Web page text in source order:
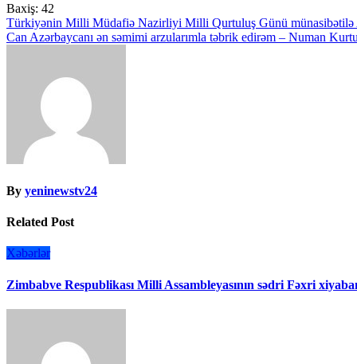
Baxiş: 42
Yazı
naviqasiyası
Türkiyənin Milli Müdafiə Nazirliyi Milli Qurtuluş Günü münasibətilə
Can Azərbaycanı ən səmimi arzularımla təbrik edirəm – Numan
By yeninewstv24
Related Post
Xəbərlər
Zimbabve Respublikası Milli Assambleyasının sədri Fəxri